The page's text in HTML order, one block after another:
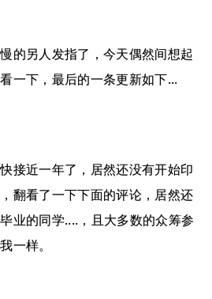
的另人发指了，今天偶然间想起
一下，最后的一条更新如下...
接近一年了，居然还没有开始印
翻看了一下下面的评论，居然还
业的同学....，且大多数的众筹参
一样。